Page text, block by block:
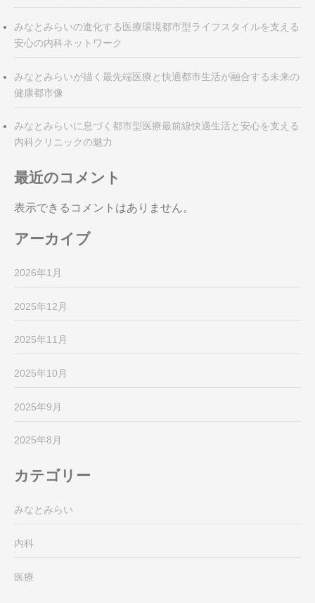
みなとみらいの進化する医療環境都市型ライフスタイルを支える
安心の内科ネットワーク
みなとみらいが描く最先端医療と快適都市生活が融合する未来の
健康都市像
みなとみらいに息づく都市型医療最前線快適生活と安心を支える
内科クリニックの魅力
最近のコメント
表示できるコメントはありません。
アーカイブ
2026年1月
2025年12月
2025年11月
2025年10月
2025年9月
2025年8月
カテゴリー
みなとみらい
内科
医療